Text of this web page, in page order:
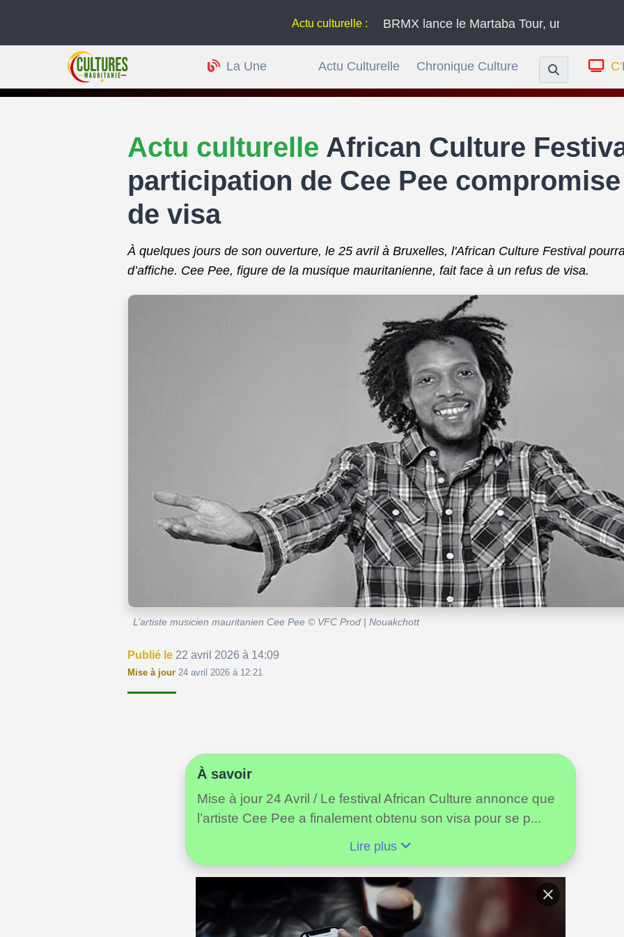
Actu culturelle : BRMX lance le Martaba Tour, une série de concerts
La Une Actu Culturelle Chronique Culture C'
Actu culturelle African Culture
participation de Cee Pee
de visa
À quelques jours de son ouverture, le 25 avril à Bruxelles, l'African Culture Festival
d’affiche. Cee Pee, figure de la musique mauritanienne, fait face à un refus de visa.
L’artiste musicien mauritanien Cee Pee © VFC Prod | Nouakchott
Publié le 22 avril 2026 à 14:09
Mise à jour 24 avril 2026 à 12:21
À savoir
Mise à jour 24 Avril / Le festival African Culture annonce que
l’artiste Cee Pee a finalement obtenu son visa pour se p...
Lire plus